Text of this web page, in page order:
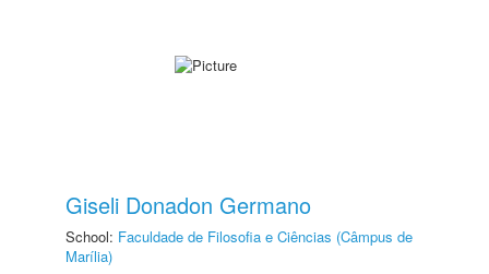
Giseli Donadon Germano
School: Faculdade de Filosofia e Ciências (Câmpus de
Marília)